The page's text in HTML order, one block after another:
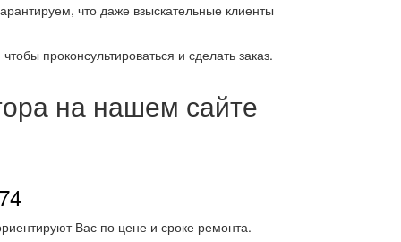
что даже взыскательные клиенты
проконсультироваться и сделать заказ.
на нашем сайте
Вас по цене и сроке ремонта.